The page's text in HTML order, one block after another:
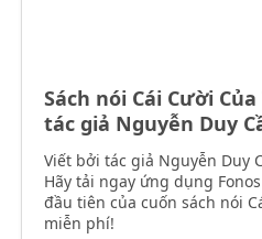
Sách nói Cái Cười
tác giả Nguyễn Duy
Viết bởi tác giả Nguyễn Duy
Hãy tải ngay ứng dụng
đầu tiên của cuốn sách nói
miễn phí!